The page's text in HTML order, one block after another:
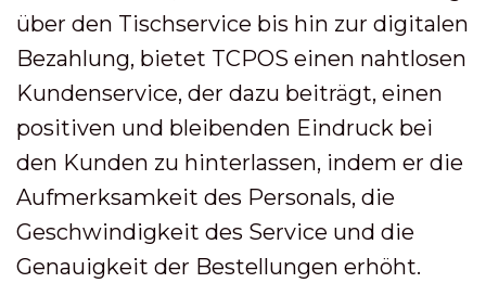
über den Tischservice bis hin zur digitalen
Bezahlung, bietet TCPOS einen nahtlosen
Kundenservice, der dazu beiträgt, einen
positiven und bleibenden Eindruck bei
den Kunden zu hinterlassen, indem er die
Aufmerksamkeit des Personals, die
Geschwindigkeit des Service und die
Genauigkeit der Bestellungen erhöht.